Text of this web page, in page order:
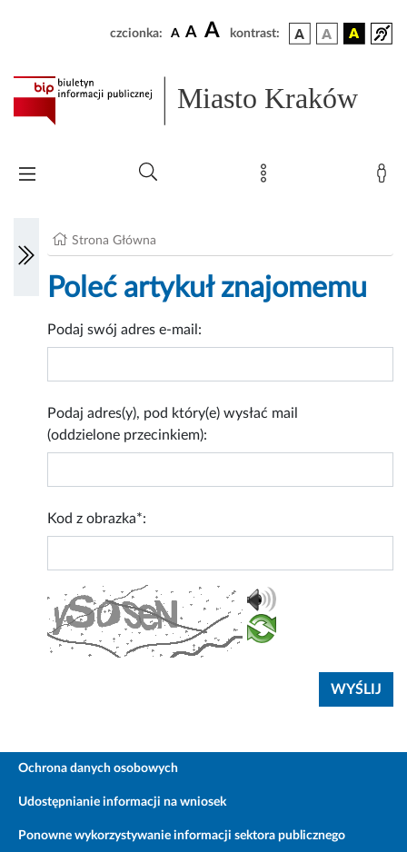
czcionka: A A A kontrast:
Miasto Kraków
Strona Główna
Poleć artykuł znajomemu
Podaj swój adres e-mail:
Podaj adres(y), pod który(e) wysłać mail
(oddzielone przecinkiem):
Kod z obrazka*:
Ochrona danych osobowych
Udostępnianie informacji na wniosek
Ponowne wykorzystywanie informacji sektora publicznego